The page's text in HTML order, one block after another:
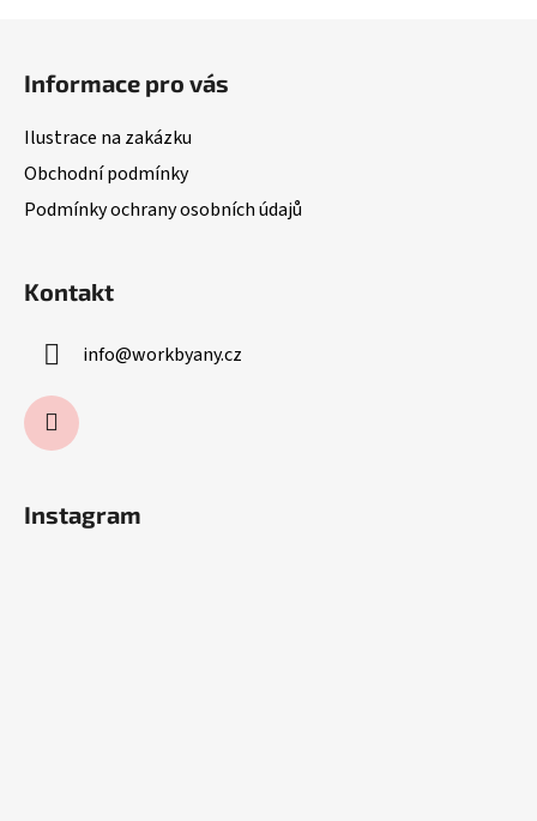
Informace pro vás
Ilustrace na zakázku
Obchodní podmínky
Podmínky ochrany osobních údajů
Kontakt
info@workbyany.cz
Instagram